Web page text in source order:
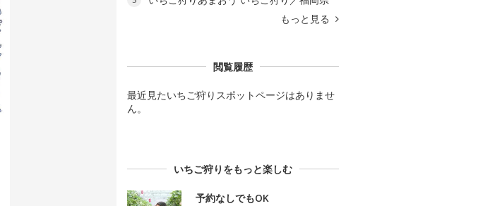
もっと見る
閲覧履歴
最近見たいちご狩りスポットページはありませ
ん。
いちご狩りをもっと楽しむ
予約なしでもOK